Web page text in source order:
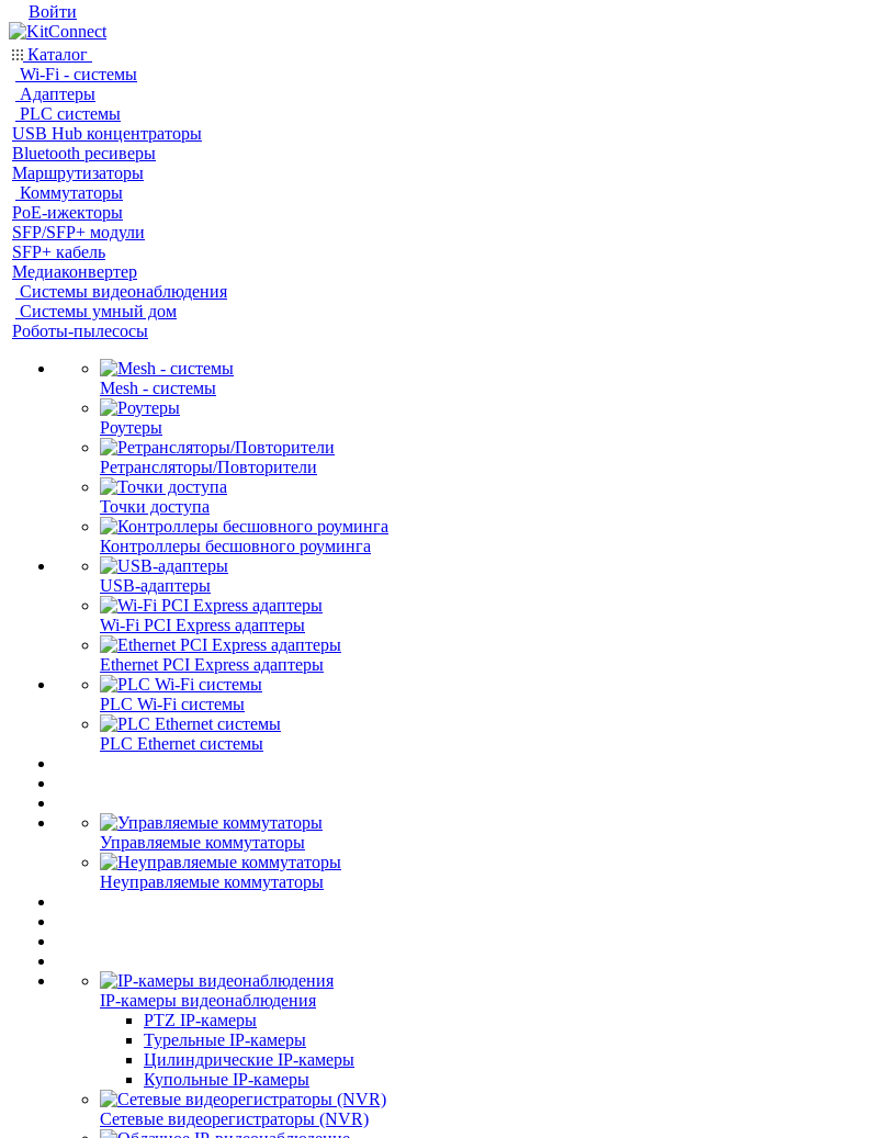
Войти
Каталог
Wi-Fi - системы
Адаптеры
PLC системы
USB Hub концентраторы
Bluetooth ресиверы
Маршрутизаторы
Коммутаторы
PoE-ижекторы
SFP/SFP+ модули
SFP+ кабель
Медиаконвертер
Системы видеонаблюдения
Системы умный дом
Роботы-пылесосы
Mesh - системы
Роутеры
Ретрансляторы/Повторители
Точки доступа
Контроллеры бесшовного роуминга
USB-адаптеры
Wi-Fi PCI Express адаптеры
Ethernet PCI Express адаптеры
PLC Wi-Fi системы
PLC Ethernet системы
Управляемые коммутаторы
Неуправляемые коммутаторы
IP-камеры видеонаблюдения
PTZ IP-камеры
Турельные IP-камеры
Цилиндрические IP-камеры
Купольные IP-камеры
Сетевые видеорегистраторы (NVR)